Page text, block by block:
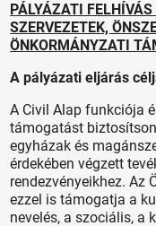
PÁLYÁZATI
SZERVEZETEK,
ÖNKORMÁNYZATI
A pályázati eljárás
A Civil Alap funkciója
támogatást
egyházak és
érdekében végzett
rendezvényeikhez. Az
ezzel is támogatja a
nevelés, a szociális, a